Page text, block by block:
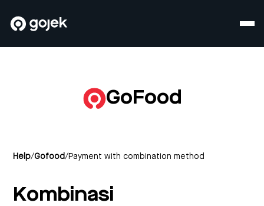
GoFood
Help/Gofood/Payment with combination method
Kombinasi